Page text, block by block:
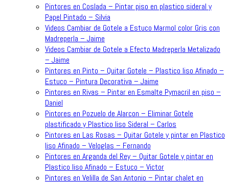
Pintores en Coslada – Pintar piso en plastico sideral y
Papel Pintado – Silvia
Videos Cambiar de Gotele a Estuco Marmol color Gris con
Madreperla – Jaime
Videos Cambiar de Gotele a Efecto Madreperla Metalizado
– Jaime
Pintores en Pinto – Quitar Gotele – Plastico liso Afinado –
Estuco – Pintura Decorativa – Jaime
Pintores en Rivas – Pintar en Esmalte Pymacril en piso –
Daniel
Pintores en Pozuelo de Alarcon – Eliminar Gotele
plastificado y Plastico liso Sideral – Carlos
Pintores en Las Rosas – Quitar Gotele y pintar en Plastico
liso Afinado – Veloglas – Fernando
Pintores en Arganda del Rey – Quitar Gotele y pintar en
Plastico liso Afinado – Estuco – Victor
Pintores en Velilla de San Antonio – Pintar chalet en